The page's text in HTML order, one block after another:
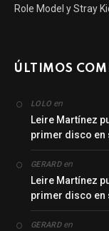
Role Model y Stray
ÚLTIMOS
LOLO en
Leire Martínez
primer disco en
GERARDen
Leire Martínez
primer disco en
GERARDen